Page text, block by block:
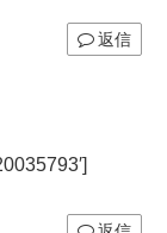
返信